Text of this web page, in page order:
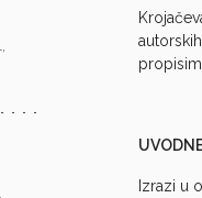
Izrazi u